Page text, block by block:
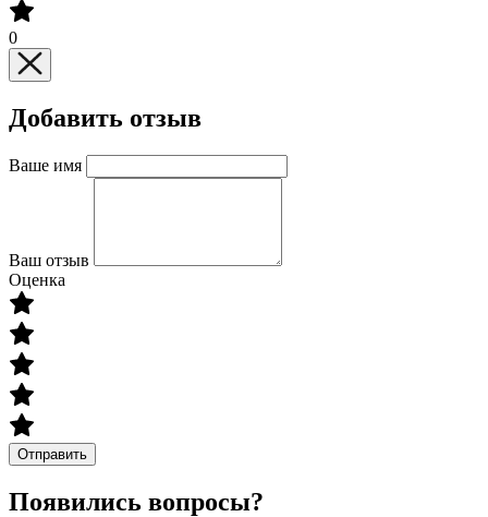
0
Добавить отзыв
Ваше имя
Ваш отзыв
Оценка
Отправить
Появились вопросы?